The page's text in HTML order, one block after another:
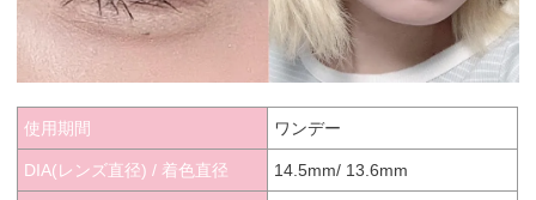
使用期間 ワンデー
DIA(レンズ直径) / 着色直径 14.5mm/ 13.6mm